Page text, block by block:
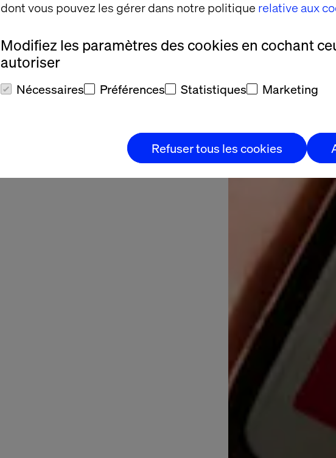
dont vous pouvez les gérer dans notre politique relative aux
Modifiez les paramètres des cookies en cochant
autoriser
Nécessaires Préférences Statistiques Marketing
Refuser tous les cookies
Optimizely was a game-changer